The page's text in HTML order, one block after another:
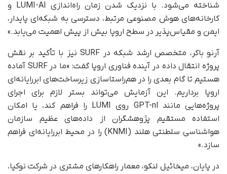
شناخته می‌شود. با نزدیک شدن زمان راه‌اندازی LUMI-AI و
کارخانه‌های هوش مصنوعی مرتبط، دسترسی به شبکه‌ای پایدار،
ایمن و مقیاس‌پذیر در سطح اروپا بیش از پیش اهمیت می‌یابد.»
آرنو باکر، متخصص ارشد شبکه در SURF نیز با تأکید بر نقش
پروژه انتقال داده‌ در آینده فناوری اروپا گفت: «ما در SURF آماده‌
هستیم تا گام بعدی را در هم‌راستا‌سازی زیرساخت‌های ابررایانه‌ای
اروپا برداریم. این آزمایش می‌تواند بستر لازم برای اجرای
پروژه‌هایی مانند GPT-nl روی LUMI را فراهم کند، یا امکان
استفاده مستقیم پژوهشگران از داده‌های عظیم سازمان
هواشناسی سلطنتی هلند (KNMI) را در محیط ابررایانه‌ای فراهم
سازد.»
در پایان، میخائیل لنکو، معمار راهکارهای مشتری در شرکت نوکیا،